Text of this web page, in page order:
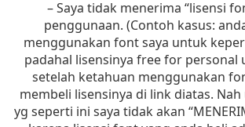
– Saya tidak menerima “lisensi
penggunaan. (Contoh kasus:
menggunakan font saya untuk
padahal lisensinya free for personal
setelah ketahuan menggunakan
membeli lisensinya di link diatas.
yg seperti ini saya tidak akan